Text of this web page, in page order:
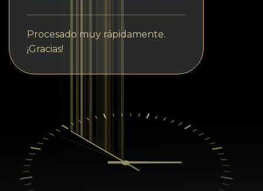
Procesado muy rápidamente.
¡Gracias!